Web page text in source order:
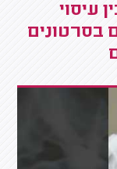
עיסוי
בסרטונים